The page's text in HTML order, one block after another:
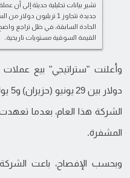
تشير بيانات تحليلية حديثة إلى أن
جديدة تتجاوز 1 تريليون
الحادة السابقة، في ظل تراجع
القيمة السوقية مستويات تاريخية.
وأعلنت "ستراتيجي" بيع عملات
الشركة هذا العام، بعدما
المشفرة.